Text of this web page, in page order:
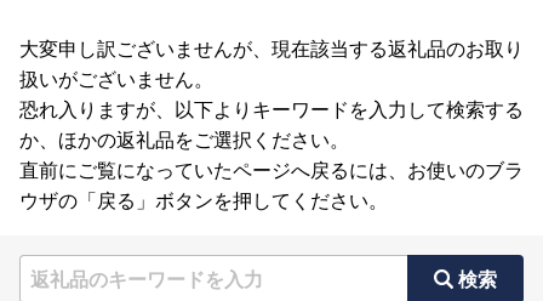
大変申し訳ございませんが、現在該当する返礼品のお取り
扱いがございません。
恐れ入りますが、以下よりキーワードを入力して検索する
か、ほかの返礼品をご選択ください。
直前にご覧になっていたページへ戻るには、お使いのブラ
ウザの「戻る」ボタンを押してください。
検索